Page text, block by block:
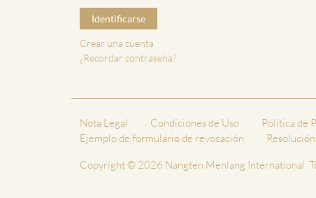
Identificarse
Crear una cuenta
¿Recordar contraseña?
Nota Legal Condiciones de Uso Política de
Ejemplo de formulario de revocación
Copyright © 2026 Nangten Menlang International.